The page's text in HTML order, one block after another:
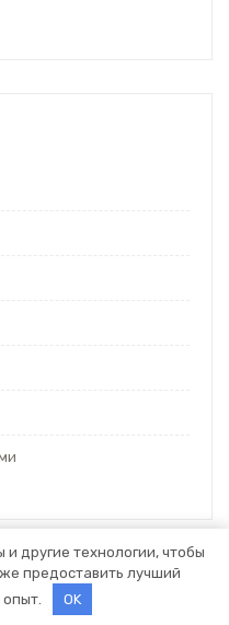
от Themespride
другие технологии, чтобы
предоставить лучший
OK